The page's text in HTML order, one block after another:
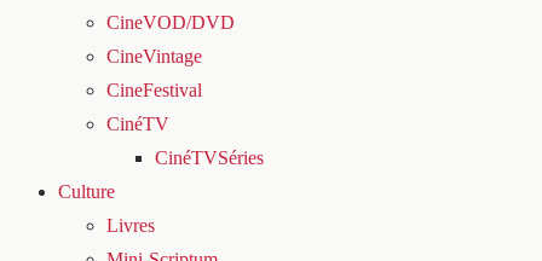
CineVOD/DVD
CineVintage
CineFestival
CinéTV
CinéTVSéries
Culture
Livres